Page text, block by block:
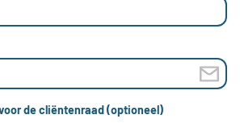
de cliëntenraad (optioneel)